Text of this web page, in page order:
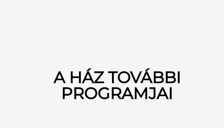
A HÁZ TOVÁBBI
PROGRAMJAI